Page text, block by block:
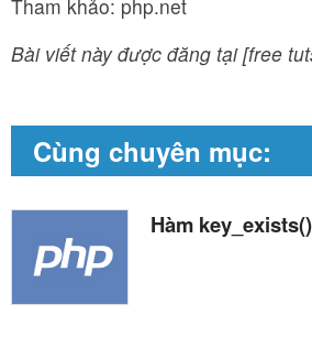
Tham khảo: php.net
Bài viết này được đăng tại [free
Cùng chuyên mục:
Hàm